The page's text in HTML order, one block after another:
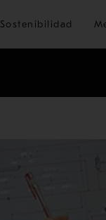
Sostenibilidad